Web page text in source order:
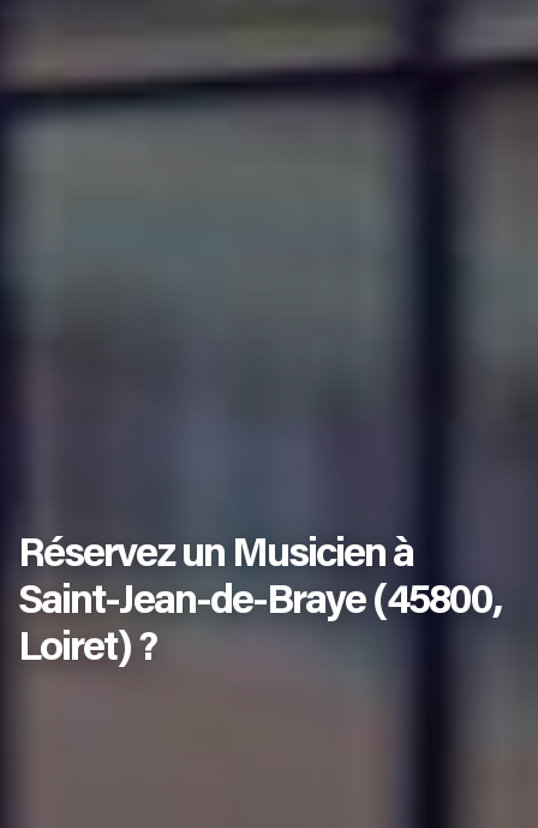
Réservez un Musicien à
Saint-Jean-de-Braye (45800,
Loiret) ?